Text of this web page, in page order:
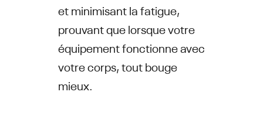
et minimisant la fatigue,
prouvant que lorsque votre
équipement fonctionne avec
votre corps, tout bouge
mieux.